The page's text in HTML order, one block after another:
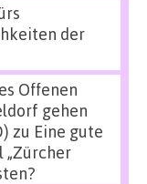
der
Offenen
gehen
zu Eine gute
„Zürcher